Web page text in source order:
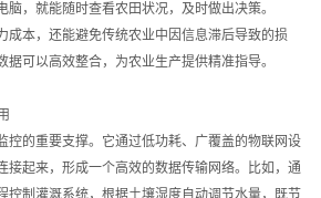
，就能随时查看农田状况，及时做出决策。
成本，还能避免传统农业中因信息滞后导致的损
可以高效整合，为农业生产提供精准指导。
控的重要支撑。它通过低功耗、广覆盖的物联网设
接起来，形成一个高效的数据传输网络。比如，通
控制灌溉系统，根据土壤湿度自动调节水量，既节